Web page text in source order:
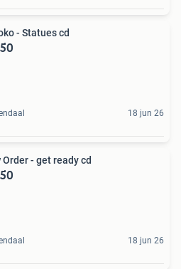
- Statues cd
18 jun 26
Order - get ready cd
18 jun 26